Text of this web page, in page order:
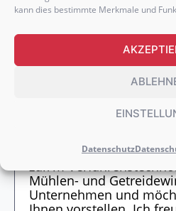
kann dies bestimmte Merkmale und
Datenschutz
WEITERE DOKUMENTE